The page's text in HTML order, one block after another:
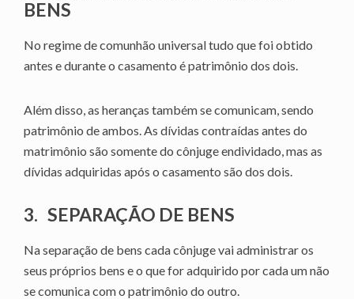
BENS
No regime de comunhão universal tudo que foi obtido
antes e durante o casamento é patrimônio dos dois.
Além disso, as heranças também se comunicam, sendo
patrimônio de ambos. As dívidas contraídas antes do
matrimônio são somente do cônjuge endividado, mas as
dívidas adquiridas após o casamento são dos dois.
3. SEPARAÇÃO DE BENS
Na separação de bens cada cônjuge vai administrar os
seus próprios bens e o que for adquirido por cada um não
se comunica com o patrimônio do outro.